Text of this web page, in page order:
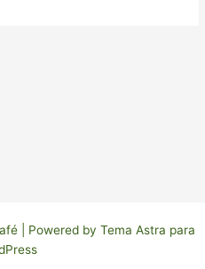
| Powered by Tema Astra para